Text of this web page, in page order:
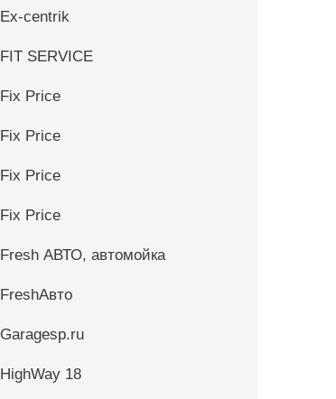
Ex-centrik
FIT SERVICE
Fix Price
Fix Price
Fix Price
Fix Price
Fresh АВТО, автомойка
FreshАвто
Garagesp.ru
HighWay 18